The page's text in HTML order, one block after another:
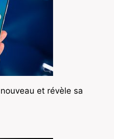
et révèle sa